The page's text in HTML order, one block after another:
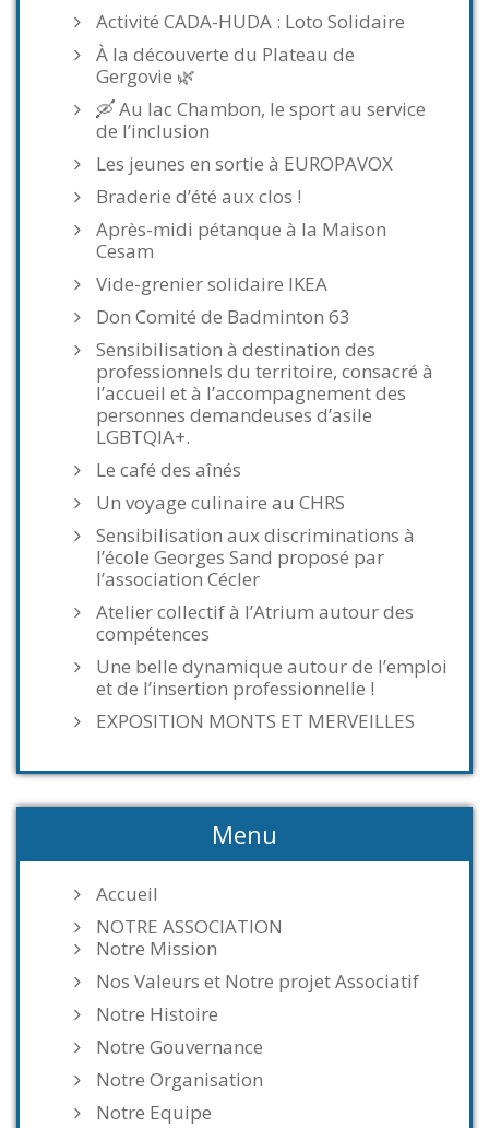
Activité CADA-HUDA : Loto Solidaire
À la découverte du Plateau de
Gergovie 🌿
🛶 Au lac Chambon, le sport au service
de l’inclusion
Les jeunes en sortie à EUROPAVOX
Braderie d’été aux clos !
Après-midi pétanque à la Maison
Cesam
Vide-grenier solidaire IKEA
Don Comité de Badminton 63
Sensibilisation à destination des
professionnels du territoire, consacré à
l’accueil et à l’accompagnement des
personnes demandeuses d’asile
LGBTQIA+.
Le café des aînés
Un voyage culinaire au CHRS
Sensibilisation aux discriminations à
l’école Georges Sand proposé par
l’association Cécler
Atelier collectif à l’Atrium autour des
compétences
Une belle dynamique autour de l’emploi
et de l’insertion professionnelle !
EXPOSITION MONTS ET MERVEILLES
Menu
Accueil
NOTRE ASSOCIATION
Notre Mission
Nos Valeurs et Notre projet Associatif
Notre Histoire
Notre Gouvernance
Notre Organisation
Notre Equipe